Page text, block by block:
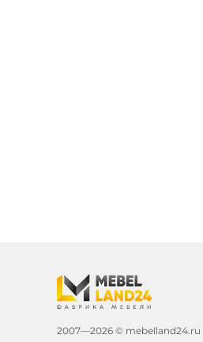
2007—2026 © mebelland24.ru